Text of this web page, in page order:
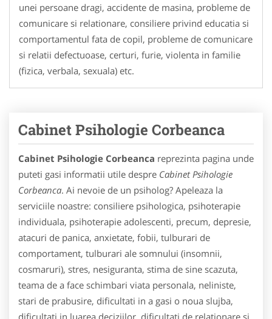
unei persoane dragi, accidente de masina, probleme de
comunicare si relationare, consiliere privind educatia si
comportamentul fata de copil, probleme de comunicare
si relatii defectuoase, certuri, furie, violenta in familie
(fizica, verbala, sexuala) etc.
Cabinet Psihologie Corbeanca
Cabinet Psihologie Corbeanca reprezinta pagina unde
puteti gasi informatii utile despre Cabinet Psihologie
Corbeanca. Ai nevoie de un psiholog? Apeleaza la
serviciile noastre: consiliere psihologica, psihoterapie
individuala, psihoterapie adolescenti, precum, depresie,
atacuri de panica, anxietate, fobii, tulburari de
comportament, tulburari ale somnului (insomnii,
cosmaruri), stres, nesiguranta, stima de sine scazuta,
teama de a face schimbari viata personala, neliniste,
stari de prabusire, dificultati in a gasi o noua slujba,
dificultati in luarea deciziilor, dificultati de relationare si